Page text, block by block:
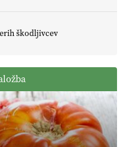
škodljivcev